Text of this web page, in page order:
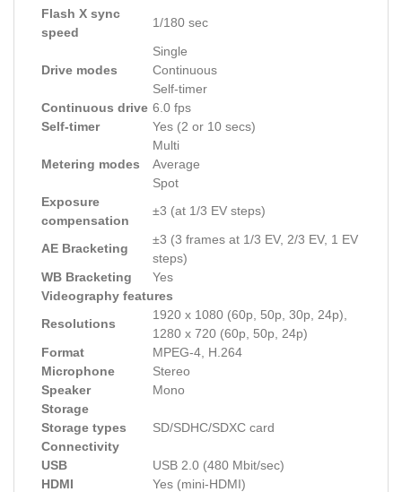
Flash X sync
speed
1/180 sec
Drive modes
Single
Continuous
Self-timer
Continuous drive 6.0 fps
Self-timer
Yes (2 or 10 secs)
Metering modes
Multi
Average
Spot
Exposure
compensation
±3 (at 1/3 EV steps)
AE Bracketing
±3 (3 frames at 1/3 EV, 2/3 EV, 1 EV
steps)
WB Bracketing
Yes
Videography features
Resolutions
1920 x 1080 (60p, 50p, 30p, 24p),
1280 x 720 (60p, 50p, 24p)
Format
MPEG-4, H.264
Microphone
Stereo
Speaker
Mono
Storage
Storage types
SD/SDHC/SDXC card
Connectivity
USB
USB 2.0 (480 Mbit/sec)
HDMI
Yes (mini-HDMI)